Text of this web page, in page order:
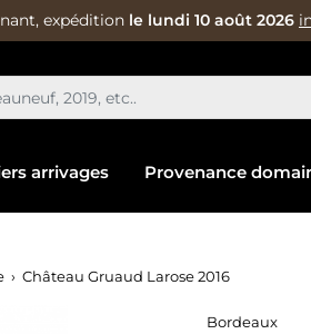
expédition le lundi 10 août 2026
arrivages Provenance
Château Gruaud Larose 2016
Bordeaux